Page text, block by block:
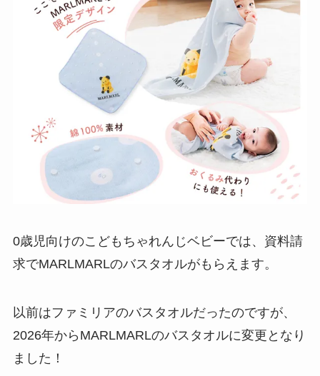
0歳児向けのこどもちゃれんじベビーでは、資料請
求でMARLMARLのバスタオルがもらえます。
以前はファミリアのバスタオルだったのですが、
2026年からMARLMARLのバスタオルに変更となり
ました！